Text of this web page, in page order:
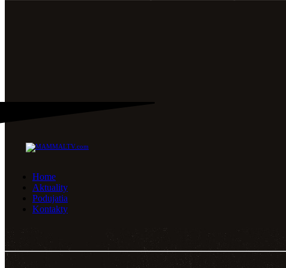
Home
Aktuality
Podujatia
Kontakty